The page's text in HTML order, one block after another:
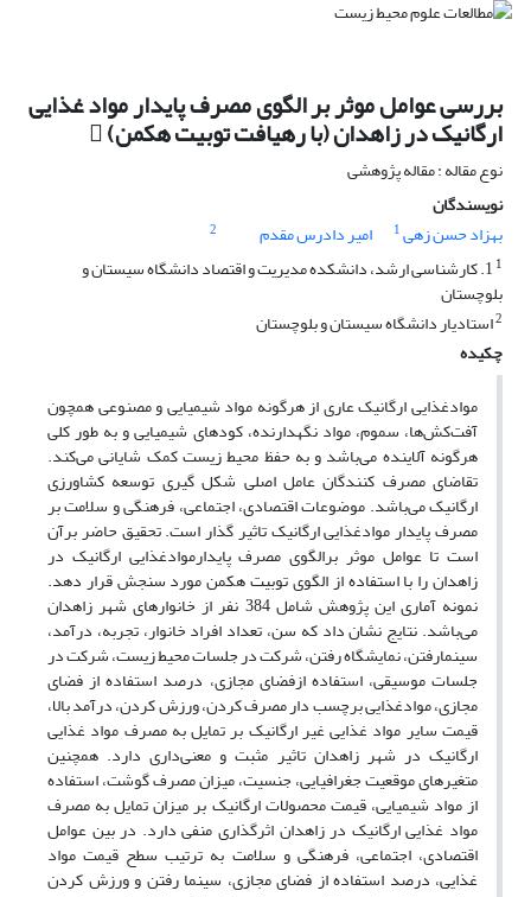
بررسی عوامل موثر بر الگوی مصرف پایدار مواد غذایی
ارگانیک در زاهدان (با رهیافت توبیت هکمن) 
نوع مقاله : مقاله پژوهشی
نویسندگان
بهزاد حسن زهی1 امیر دادرس مقدم
2
1 1. کارشناسی ارشد، دانشکده مدیریت و اقتصاد دانشگاه سیستان و
بلوچستان
2استادیار دانشگاه سیستان و بلوچستان
چکیده
موادغذایی ارگانیک عاری از هرگونه مواد شیمیایی و مصنوعی همچون
آفت‌کش‌ها، سموم، مواد نگهدارنده‌، کودهای شیمیایی و به طور کلی
هرگونه آلاینده می‌باشد و به حفظ محیط زیست کمک شایانی می‌کند.
تقاضای مصرف کنندگان عامل اصلی شکل گیری توسعه کشاورزی
ارگانیک می‌باشد. موضوعات اقتصادی، اجتماعی، فرهنگی و سلامت بر
مصرف پایدار موادغذایی ارگانیک تاثیر گذار است. تحقیق حاضر برآن
است تا عوامل موثر برالگوی مصرف پایدارموادغذایی ارگانیک در
زاهدان را با استفاده از الگوی توبیت هکمن مورد سنجش قرار دهد.
نمونه آماری این پژوهش شامل 384 نفر از خانوارهای شهر زاهدان
می‌باشد. نتایج نشان داد که سن، تعداد افراد خانوار، تجربه، درآمد،
سینمارفتن، نمایشگاه رفتن، شرکت در جلسات محیط زیست، شرکت در
جلسات موسیقی، استفاده ازفضای مجازی، درصد استفاده از فضای
مجازی، موادغذایی برچسب دار مصرف کردن، ورزش کردن، درآمد بالا،
قیمت سایر مواد غذایی غیر ارگانیک بر تمایل به مصرف مواد غذایی
ارگانیک در شهر زاهدان تاثیر مثبت و معنی‌داری دارد. همچنین
متغیرهای موقعیت جغرافیایی، جنسیت، میزان مصرف گوشت، استفاده
از مواد شیمیایی، قیمت محصولات ارگانیک بر میزان تمایل به مصرف
مواد غذایی ارگانیک در زاهدان اثرگذاری منفی دارد. در بین عوامل
اقتصادی، اجتماعی، فرهنگی و سلامت به ترتیب سطح قیمت مواد
غذایی، درصد استفاده از فضای مجازی، سینما رفتن و ورزش کردن